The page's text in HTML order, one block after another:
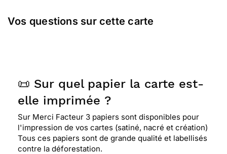
Vos questions sur cette carte
📜 Sur quel papier la carte est-
elle imprimée ?
Sur Merci Facteur 3 papiers sont disponibles pour
l'impression de vos cartes (satiné, nacré et création)
Tous ces papiers sont de grande qualité et labellisés
contre la déforestation.